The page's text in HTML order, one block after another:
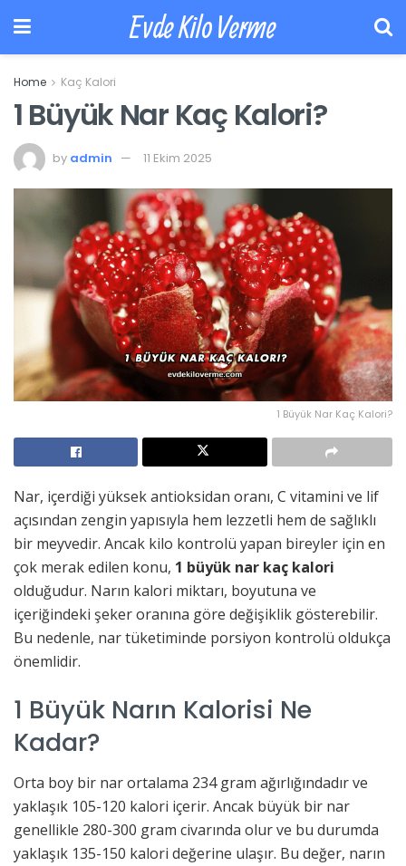
Evde Kilo Verme
Home Kaç Kalori
1 Büyük Nar Kaç Kalori?
by admin 11 Ekim 2025
1 Büyük Nar Kaç Kalori?
Nar, içerdiği yüksek antioksidan oranı, C vitamini ve lif
açısından zengin yapısıyla hem lezzetli hem de sağlıklı
bir meyvedir. Ancak kilo kontrolü yapan bireyler için en
çok merak edilen konu, 1 büyük nar kaç kalori
olduğudur. Narın kalori miktarı, boyutuna ve
içeriğindeki şeker oranına göre değişiklik gösterebilir.
Bu nedenle, nar tüketiminde porsiyon kontrolü oldukça
önemlidir.
1 Büyük Narın Kalorisi Ne
Kadar?
Orta boy bir nar ortalama 234 gram ağırlığındadır ve
yaklaşık 105-120 kalori içerir. Ancak büyük bir nar
genellikle 280-300 gram civarında olur ve bu durumda
yaklaşık 135-150 kalori değerine ulaşır. Bu değer, narın